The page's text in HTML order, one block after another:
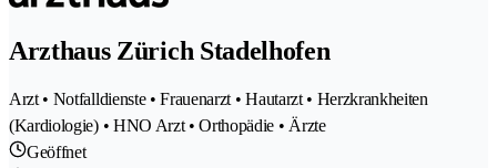
Arzthaus Zürich Stadelhofen
Arzt • Notfalldienste • Frauenarzt • Hautarzt • Herzkrankheiten
(Kardiologie) • HNO Arzt • Orthopädie • Ärzte
Geöffnet